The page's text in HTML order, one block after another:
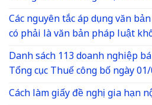
Các nguyên tắc áp dụng văn
có phải là văn bản pháp luật
Danh sách 113 doanh nghiệp
Tổng cục Thuế công bố ngày
Cách làm giấy đề nghị gia hạn